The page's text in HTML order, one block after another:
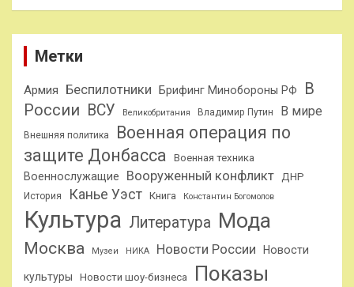
Метки
Армия Беспилотники Брифинг Минобороны РФ
В
России ВСУ Великобритания Владимир Путин В мире
Внешняя политика
Военная операция по
защите Донбасса
Военная техника
Военнослужащие Вооруженный конфликт ДНР
История Канье Уэст Книга Константин Богомолов
Культура Литература Мода
Москва Музеи НИКА Новости России Новости
культуры Новости шоу-бизнеса Показы